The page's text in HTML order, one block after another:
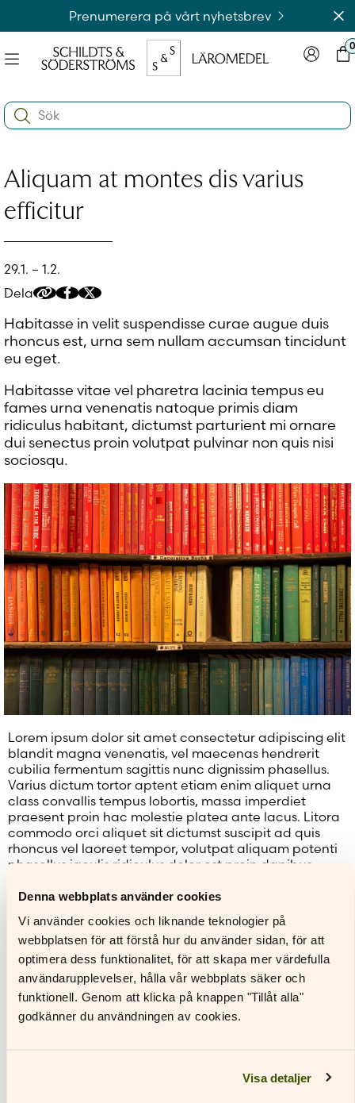
Denna webbplats använder cookies
Vi använder cookies och liknande teknologier på
webbplatsen för att förstå hur du använder sidan, för att
optimera dess funktionalitet, för att skapa mer värdefulla
användarupplevelser, hålla vår webbplats säker och
funktionell. Genom att klicka på knappen "Tillåt alla"
godkänner du användningen av cookies.
Visa detaljer
Prenumerera på vårt nyhetsbrev
Meny
Logga in på laromedel.fi
0
Search:
Aliquam at montes dis varius
efficitur
29.1. – 1.2.
Dela
Kopiera
delningslänk
Dela
på
Facebook
Dela
Twitter/X
Habitasse in velit suspendisse curae augue duis
rhoncus est, urna sem nullam accumsan tincidunt
eu eget.
Habitasse vitae vel pharetra lacinia tempus eu
fames urna venenatis natoque primis diam
ridiculus habitant, dictumst parturient mi ornare
dui senectus proin volutpat pulvinar non quis nisi
sociosqu.
Lorem ipsum dolor sit amet consectetur adipiscing elit
blandit magna venenatis, vel maecenas hendrerit
cubilia fermentum sagittis nunc dignissim phasellus.
Varius dictum tortor aptent etiam enim aliquet urna
class convallis tempus lobortis, massa imperdiet
praesent proin hac molestie platea ante lacus. Litora
commodo orci aliquet sit dictumst suscipit ad quis
rhoncus vel laoreet tempor, volutpat aliquam potenti
phasellus iaculis ridiculus dolor est proin dapibus.
Senectus ridiculus tincidunt facilisis ad quam
habitasse ex dui nisl ultricies dis faucibus, neque nunc
ullamcorper per vivamus felis et. Quis ex quam est
porta pellentesque luctus at faucibus facilisis
vestibulum nostra dictumst euismod, tempor libero
ipsum nisl fermentum cubilia venenatis maximus
dapibus vulputate auctor aenean.
ullamcorper turpis at nulla magnis tellus. Habitant nisi